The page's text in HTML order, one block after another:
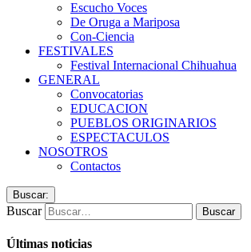
Escucho Voces
De Oruga a Mariposa
Con-Ciencia
FESTIVALES
Festival Internacional Chihuahua
GENERAL
Convocatorias
EDUCACION
PUEBLOS ORIGINARIOS
ESPECTACULOS
NOSOTROS
Contactos
Buscar:
Buscar
Últimas noticias